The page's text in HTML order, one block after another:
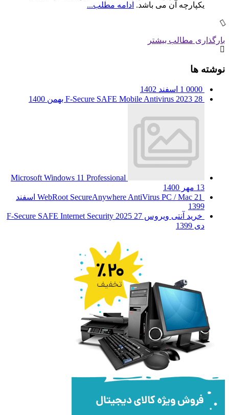
یکپارچه آن می باشد. ادامه مطلب...
بارگذاری مطالب بیشتر
نوشته ها
0000 1 اسفند 1402
F-Secure SAFE Mobile Antivirus 2023 28 بهمن 1400
Microsoft Windows 11 Professional
13 مهر 1400
WebRoot SecureAnywhere AntiVirus PC / Mac 21 اسفند
1399
خرید آنتی ویروس F-Secure SAFE Internet Security 2025 27
دی 1399